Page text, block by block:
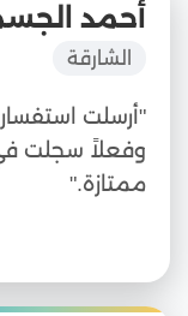
أحمد
الشارقة
"أرسلت
وفعلاً سجلت
ممتازة."